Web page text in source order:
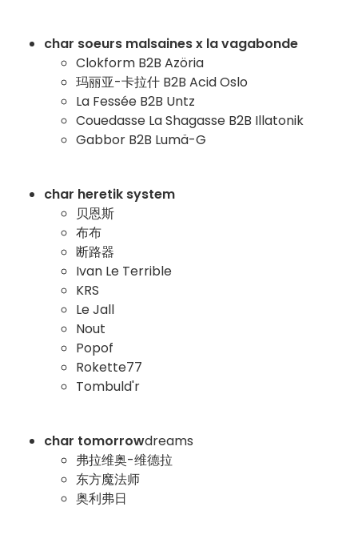
char soeurs malsaines x la vagabonde
Clokform B2B Azöria
玛丽亚-卡拉什 B2B Acid Oslo
La Fessée B2B Untz
Couedasse La Shagasse B2B Illatonik
Gabbor B2B Lumä-G
char heretik system
贝恩斯
布布
断路器
Ivan Le Terrible
KRS
Le Jall
Nout
Popof
Rokette77
Tombuld'r
char tomorrowdreams
弗拉维奥-维德拉
东方魔法师
奥利弗日